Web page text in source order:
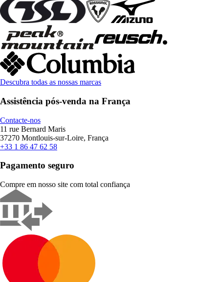
Descubra todas as nossas marcas
Assistência pós-venda na França
Contacte-nos
11 rue Bernard Maris
37270 Montlouis-sur-Loire, França
+33 1 86 47 62 58
Pagamento seguro
Compre em nosso site com total confiança